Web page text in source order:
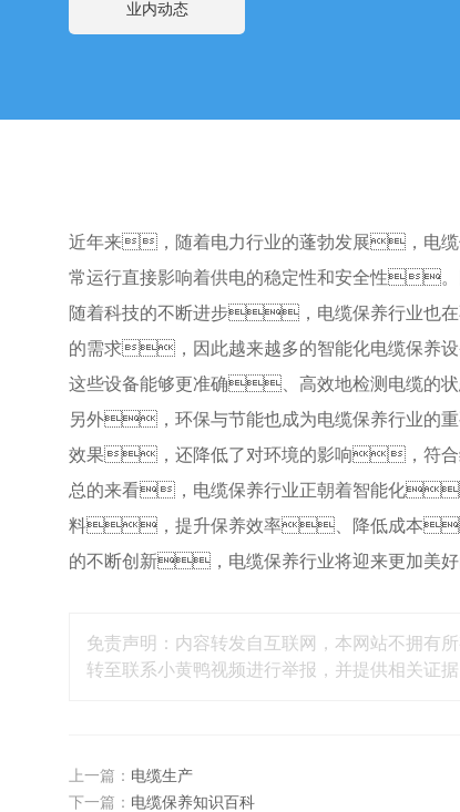
业内动态
近年来，随着电力行业的蓬勃发展，电
常运行直接影响着供电的稳定性和安全性
随着科技的不断进步，电缆保养行业也
的需求，因此越来越多的智能化电缆保
这些设备能够更准确、高效地检测电缆
另外，环保与节能也成为电缆保养行业的
效果，还降低了对环境的影响，符
总的来看，电缆保养行业正朝着智能化
料，提升保养效率、降低成本
的不断创新，电缆保养行业将迎来更加美
免责声明：内容转发自互联网，本网站不拥有
转至联系小黄鸭视频进行举报，并提供相关证据
上一篇： 电缆生产
下一篇： 电缆保养知识百科